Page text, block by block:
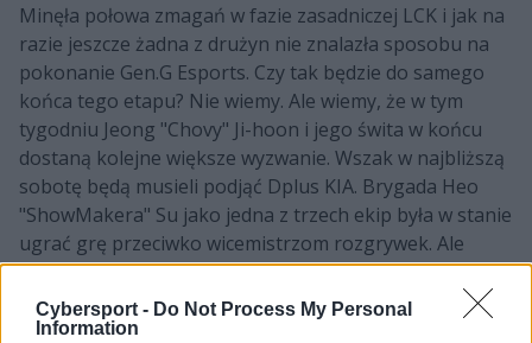
Cybersport - Do Not Process My Personal
Information
Minęła połowa zmagań w fazie zasadniczej LCK i jak na
razie jeszcze żadna z drużyn nie znalazła sposobu na
pokonanie Gen.G Esports. Czy tak będzie do samego
końca tego etapu? Nie wiemy. Ale wiemy, że w tym
tygodniu Jeong "Chovy" Ji-hoon i jego świta w końcu
dostaną kolejne większe wyzwanie. Wszak w najbliższą
sobotę będą musieli podjąć Dplus KIA. Brygada Heo
"ShowMakera" Su jako jedna z trzech ekip była w stanie
ugrać grę przeciwko wicemistrzom rozgrywek. Ale
będzie jeszcze jedna formacja, która otrzyma szansę na
poskromienie GEN jeszcze wcześniej. Już jutro z
niepokonanymi zmierzy się kt Rolster.